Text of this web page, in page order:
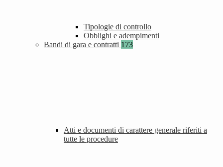
Tipologie di controllo
Obblighi e adempimenti
Bandi di gara e contratti 173
Atti e documenti di carattere generale riferiti a
tutte le procedure